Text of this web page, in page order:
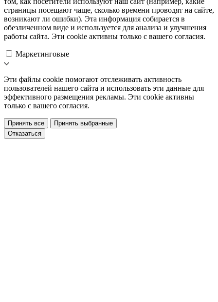
страницы посещают чаще, сколько времени проводят на сайте,
возникают ли ошибки). Эта информация собирается в
обезличенном виде и используется для анализа и улучшения
работы сайта. Эти cookie активны только с вашего согласия.
Маркетинговые
Эти файлы cookie помогают отслеживать активность
пользователей нашего сайта и использовать эти данные для
эффективного размещения рекламы. Эти cookie активны
только с вашего согласия.
Принять все
Принять выбранные
Отказаться